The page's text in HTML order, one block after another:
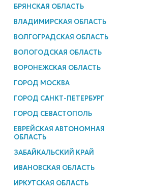
БРЯНСКАЯ ОБЛАСТЬ
ВЛАДИМИРСКАЯ ОБЛАСТЬ
ВОЛГОГРАДСКАЯ ОБЛАСТЬ
ВОЛОГОДСКАЯ ОБЛАСТЬ
ВОРОНЕЖСКАЯ ОБЛАСТЬ
ГОРОД МОСКВА
ГОРОД САНКТ-ПЕТЕРБУРГ
ГОРОД СЕВАСТОПОЛЬ
ЕВРЕЙСКАЯ АВТОНОМНАЯ
ОБЛАСТЬ
ЗАБАЙКАЛЬСКИЙ КРАЙ
ИВАНОВСКАЯ ОБЛАСТЬ
ИРКУТСКАЯ ОБЛАСТЬ